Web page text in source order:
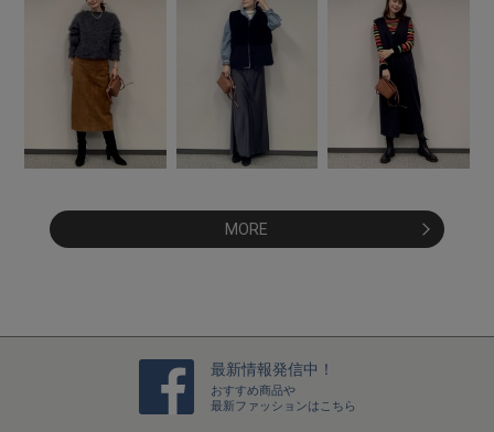
MORE
最新情報発信中！
おすすめ商品や
最新ファッションはこちら